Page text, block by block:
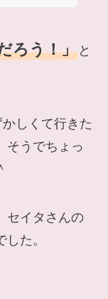
ろう！」と
しくて行きた
そうでちょっ
セイタさんの
た。